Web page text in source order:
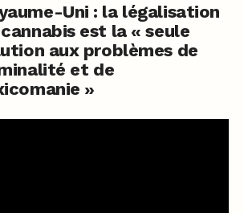
Uni : la légalisation
est la « seule
aux problèmes de
et de
»